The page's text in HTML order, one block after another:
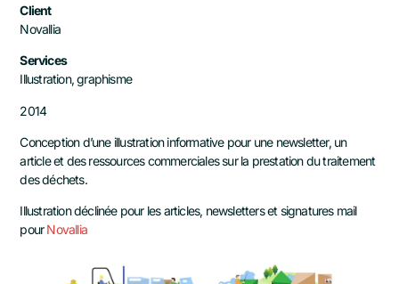
Client
Novallia
Services
Illustration, graphisme
2014
Conception d’une illustration informative pour une newsletter, un
article et des ressources commerciales sur la prestation du traitement
des déchets.
Illustration déclinée pour les articles, newsletters et signatures mail
pourNovallia